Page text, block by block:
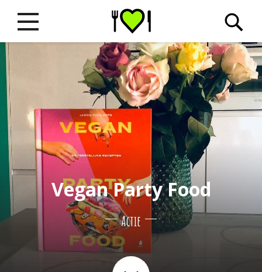
Vegan Party Food
Actie